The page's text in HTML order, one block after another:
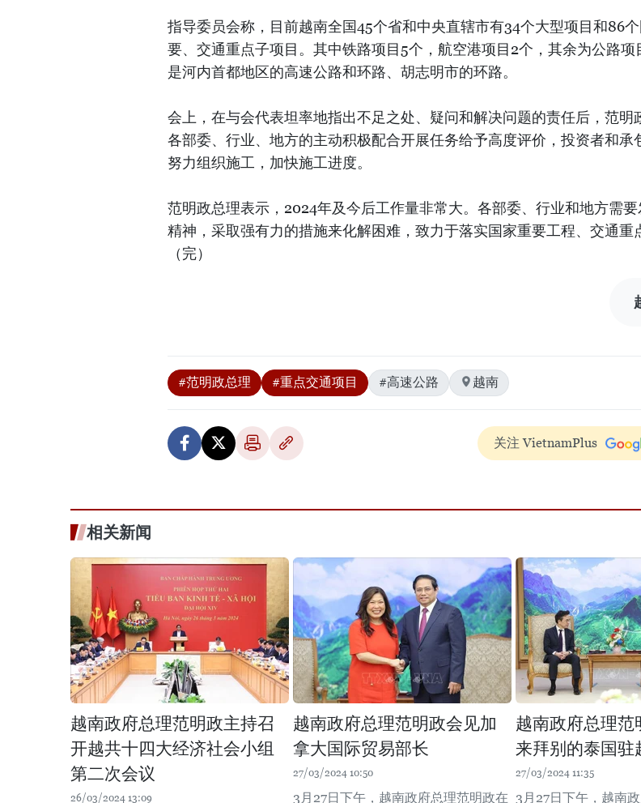
指导委员会称，目前越南全国45个省和中央直辖市有34个大型项目和86
要、交通重点子项目。其中铁路项目5个，航空港项目2个，其余为公路项
是河内首都地区的高速公路和环路、胡志明市的环路。
会上，在与会代表坦率地指出不足之处、疑问和解决问题的责任后，范明
各部委、行业、地方的主动积极配合开展任务给予高度评价，投资者和承
努力组织施工，加快施工进度。
范明政总理表示，2024年及今后工作量非常大。各部委、行业和地方需
精神，采取强有力的措施来化解困难，致力于落实国家重要工程、交通重
（完）
#范明政总理 #重点交通项目 #高速公路 越南
关注 VietnamPlus
相关新闻
越南政府总理范明政主持召
开越共十四大经济社会小组
第二次会议
26/03/2024 13:09
越南政府总理范明政会见加
拿大国际贸易部长
27/03/2024 10:50
3月27日下午，越南政府总理范明政在
越南政府总理范
来拜别的泰国驻
27/03/2024 11:35
3月27日下午，越南